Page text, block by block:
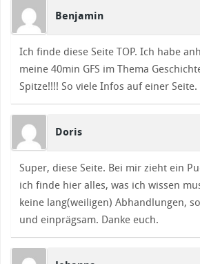
Benjamin
Ich finde diese Seite TOP. Ich habe
meine 40min GFS im Thema
Spitze!!!! So viele Infos auf einer Seite.
Doris
Super, diese Seite. Bei mir zieht ein
ich finde hier alles, was ich wissen
keine lang(weiligen) Abhandlungen,
und einprägsam. Danke euch.